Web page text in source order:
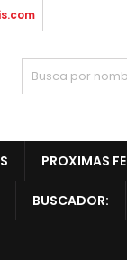
PROXIMAS
BUSCADOR: